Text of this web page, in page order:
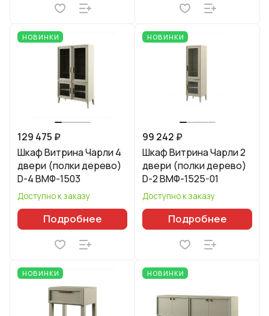
НОВИНКИ
129 475 ₽
Шкаф Витрина Чарли 4
двери (полки дерево)
D-4 ВМФ-1503
Доступно к заказу
Подробнее
НОВИНКИ
99 242 ₽
Шкаф Витрина Чарли 2
двери (полки дерево)
D-2 ВМФ-1525-01
Доступно к заказу
Подробнее
НОВИНКИ НОВИНКИ